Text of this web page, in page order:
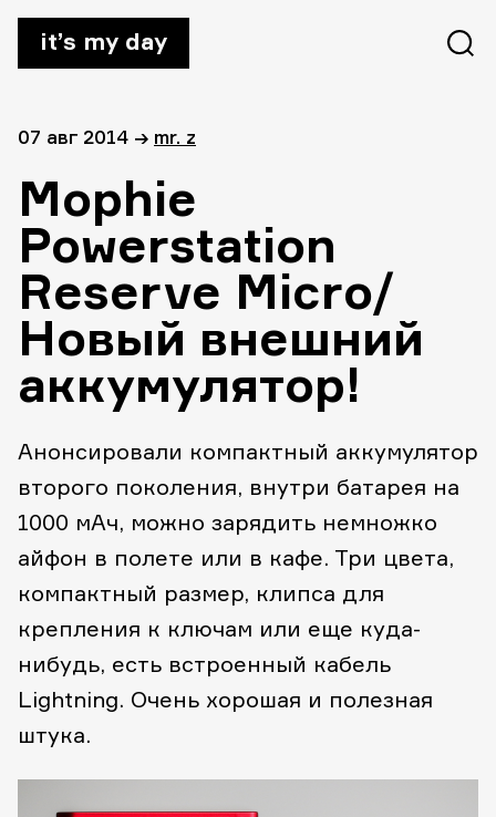
it’s my day
07 авг 2014 → mr. z
Mophie
Powerstation
Reserve Micro/
Новый внешний
аккумулятор!
Анонсировали компактный аккумулятор
второго поколения, внутри батарея на
1000 мАч, можно зарядить немножко
айфон в полете или в кафе. Три цвета,
компактный размер, клипса для
крепления к ключам или еще куда-
нибудь, есть встроенный кабель
Lightning. Очень хорошая и полезная
штука.